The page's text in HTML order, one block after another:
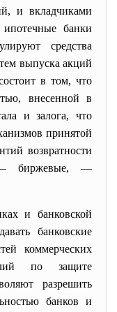
и вкладчиками
банки
средства
выпуска акций
в том, что
внесенной в
и залога, что
принятой
возвратности
— биржевые, —
и банковской
банковские
коммерческих
по защите
разрешить
банков и